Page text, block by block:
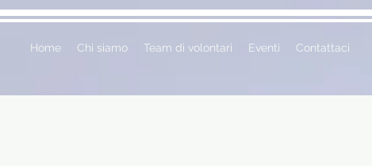
Home Chi siamo Team di volontari Eventi Contattaci